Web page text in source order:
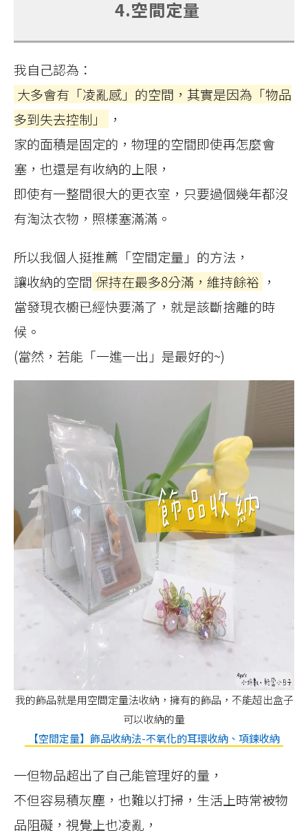
4.空間定量
我自己認為：
大多會有「凌亂感」的空間，其實是因為「物品
多到失去控制」
，
家的面積是固定的，物理的空間即使再怎麼會
塞，也還是有收納的上限，
即使有一整間很大的更衣室，只要過個幾年都沒
有淘汰衣物，照樣塞滿滿。
所以我個人挺推薦「空間定量」的方法，
讓收納的空間 保持在最多8分滿，維持餘裕 ，
當發現衣櫥已經快要滿了，就是該斷捨離的時
候。
(當然，若能「一進一出」是最好的~)
我的飾品就是用空間定量法收納，擁有的飾品，不能超出盒子
可以收納的量
【空間定量】飾品收納法-不氧化的耳環收納、項鍊收納
一但物品超出了自己能管理好的量，
不但容易積灰塵，也難以打掃，生活上時常被物
品阻礙，視覺上也凌亂，